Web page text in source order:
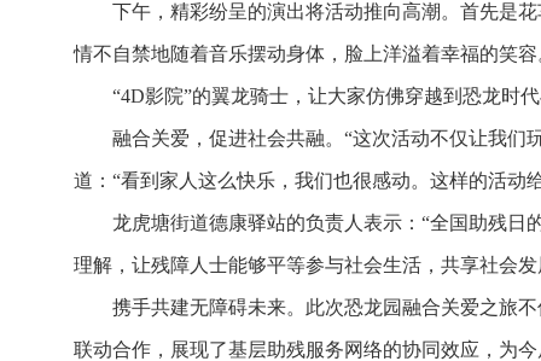
下午，精彩纷呈的演出将活动推向高潮。首先是
情不自禁地随着音乐摆动身体，脸上洋溢着幸福的笑容
“4D影院”的翼龙骑士，让大家仿佛穿越到恐龙时
融合关爱，促进社会共融。“这次活动不仅让我们
道：“看到家人这么快乐，我们也很感动。这样的活动
龙虎塘街道德康驿站的负责人表示：“全国助残
理解，让残障人士能够平等参与社会生活，共享社会发
携手共建无障碍未来。此次恐龙园融合关爱之旅
联动合作，展现了基层助残服务网络的协同效应，为